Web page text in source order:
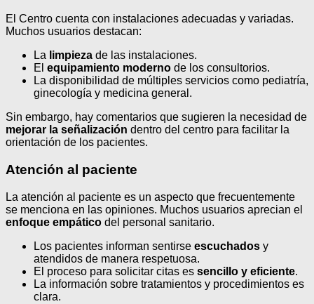
El Centro cuenta con instalaciones adecuadas y variadas.
Muchos usuarios destacan:
La limpieza de las instalaciones.
El equipamiento moderno de los consultorios.
La disponibilidad de múltiples servicios como pediatría,
ginecología y medicina general.
Sin embargo, hay comentarios que sugieren la necesidad de
mejorar la señalización dentro del centro para facilitar la
orientación de los pacientes.
Atención al paciente
La atención al paciente es un aspecto que frecuentemente
se menciona en las opiniones. Muchos usuarios aprecian el
enfoque empático del personal sanitario.
Los pacientes informan sentirse escuchados y
atendidos de manera respetuosa.
El proceso para solicitar citas es sencillo y eficiente.
La información sobre tratamientos y procedimientos es
clara.